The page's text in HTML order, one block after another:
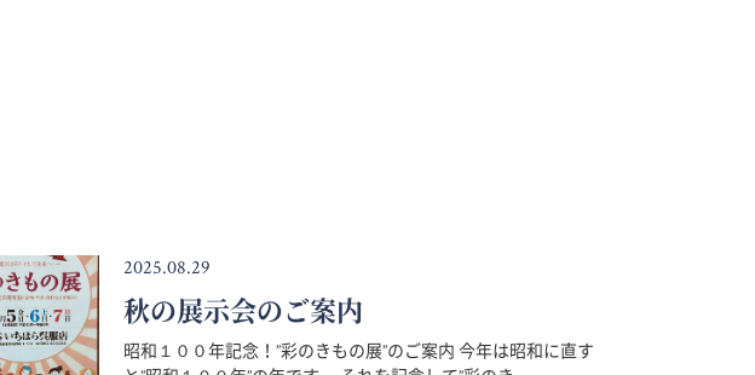
2025.08.29
秋の展示会のご案内
昭和１００年記念！”彩のきもの展”のご案内 今年は昭和に直す